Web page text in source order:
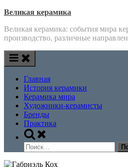
Skip
content
Великая керамика
Великая керамика: события мира
производство, различные
Главная
История керамики
Керамика мира
Художники-керамисты
Бренды
Практика
Toggle
search
form
Найти: